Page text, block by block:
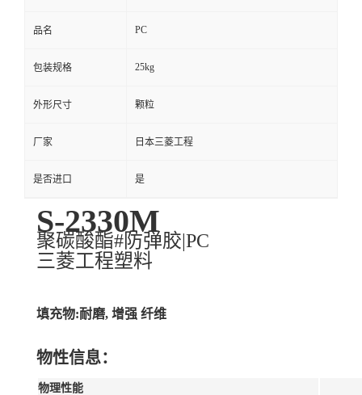
品名 PC
包装规格 25kg
外形尺寸 颗粒
厂家 日本三菱工程
是否进口 是
S-2330M
聚碳酸酯#防弹胶|PC
三菱工程塑料
填充物:耐磨, 增强 纤维
物性信息：
物理性能